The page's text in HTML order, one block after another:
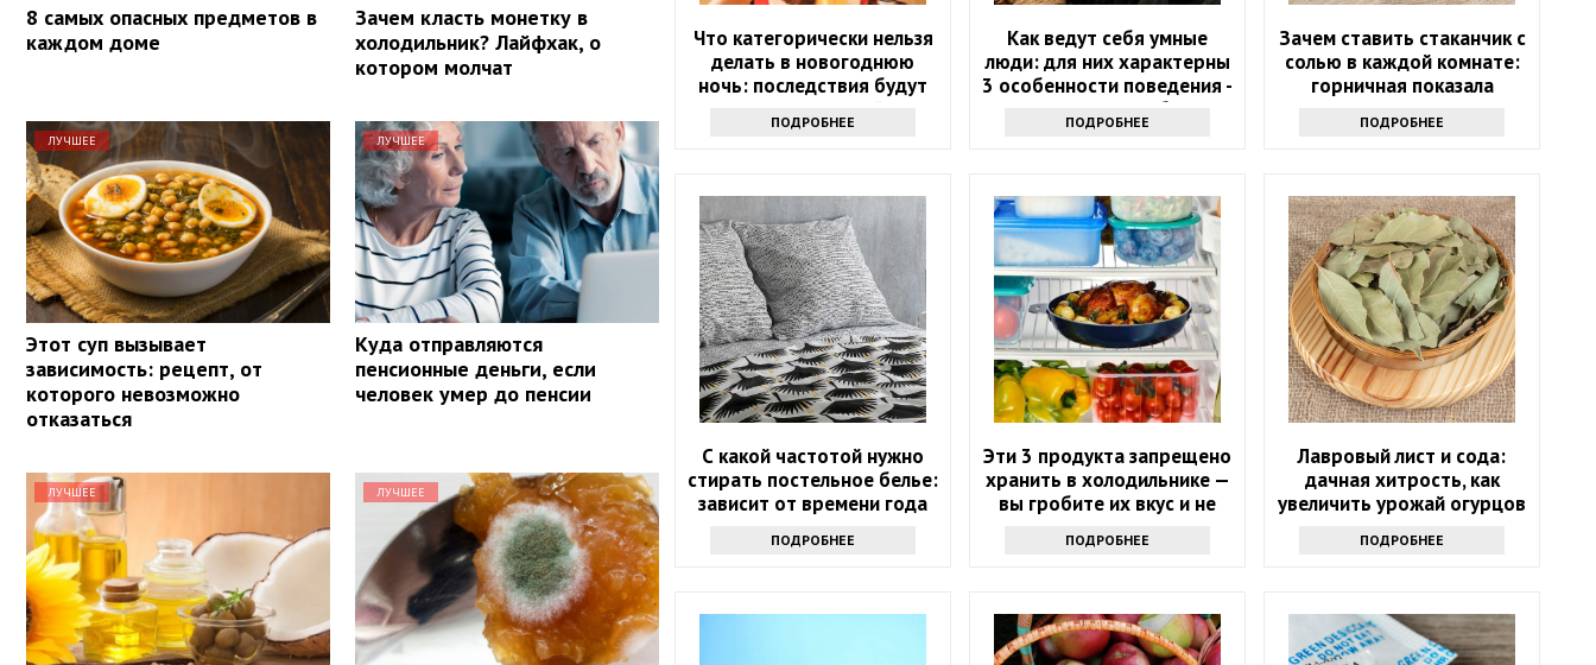
8 самых опасных предметов в
каждом доме
Зачем класть монетку в
холодильник? Лайфхак, о
котором молчат
ЛУЧШЕЕ
Этот суп вызывает
зависимость: рецепт, от
которого невозможно
отказаться
ЛУЧШЕЕ
Куда отправляются
пенсионные деньги, если
человек умер до пенсии
ЛУЧШЕЕ ЛУЧШЕЕ
Что категорически нельзя
делать в новогоднюю
ночь: последствия будут
на весь следующий год
ПОДРОБНЕЕ
Как ведут себя умные
люди: для них характерны
3 особенности поведения -
проверьте себя
ПОДРОБНЕЕ
Зачем ставить стаканчик с
солью в каждой комнате:
горничная показала
ПОДРОБНЕЕ
С какой частотой нужно
стирать постельное белье:
зависит от времени года
ПОДРОБНЕЕ
Эти 3 продукта запрещено
хранить в холодильнике —
вы гробите их вкус и не
ПОДРОБНЕЕ
Лавровый лист и сода:
дачная хитрость, как
увеличить урожай огурцов
ПОДРОБНЕЕ